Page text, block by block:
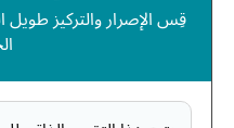
قِس الإصرار والتركيز